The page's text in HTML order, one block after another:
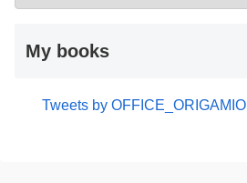
My books
Tweets by OFFICE_ORIGAMIO